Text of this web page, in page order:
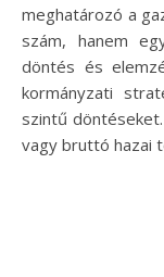
meghatározó a
szám, hanem
döntés és
kormányzati
szintű
vagy bruttó hazai